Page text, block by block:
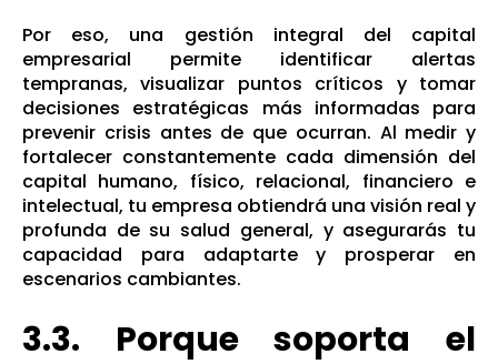
Por eso, una gestión integral del capital
empresarial permite identificar alertas
tempranas, visualizar puntos críticos y tomar
decisiones estratégicas más informadas para
prevenir crisis antes de que ocurran. Al medir y
fortalecer constantemente cada dimensión del
capital humano, físico, relacional, financiero e
intelectual, tu empresa obtiendrá una visión real y
profunda de su salud general, y asegurarás tu
capacidad para adaptarte y prosperar en
escenarios cambiantes.
3.3. Porque soporta el